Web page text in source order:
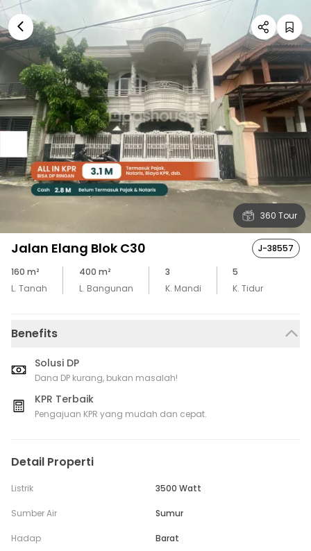
360 Tour
Jalan Elang Blok C30
J-38557
160 m²
L. Tanah
400 m²
L. Bangunan
3
K. Mandi
5
K. Tidur
Benefits
Solusi DP
Dana DP kurang, bukan masalah!
KPR Terbaik
Pengajuan KPR yang mudah dan cepat.
Detail Properti
Listrik 3500 Watt
Sumber Air Sumur
Hadap Barat